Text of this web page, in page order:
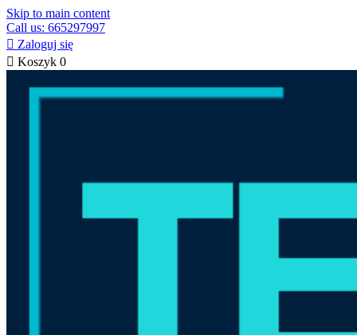
Skip to main content
Call us: 665297997
 Zaloguj się
 Koszyk 0